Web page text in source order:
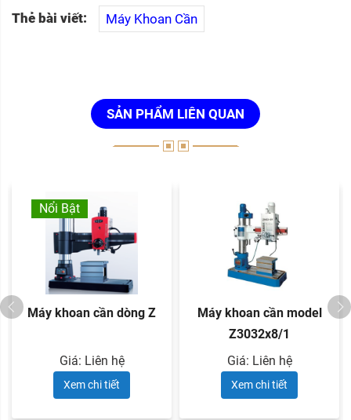
Thẻ bài viết: Máy Khoan Cần
SẢN PHẨM LIÊN QUAN
Nổi Bật
Máy khoan cần dòng Z
Giá: Liên hệ
Xem chi tiết
Máy khoan cần model
Z3032x8/1
Giá: Liên hệ
Xem chi tiết